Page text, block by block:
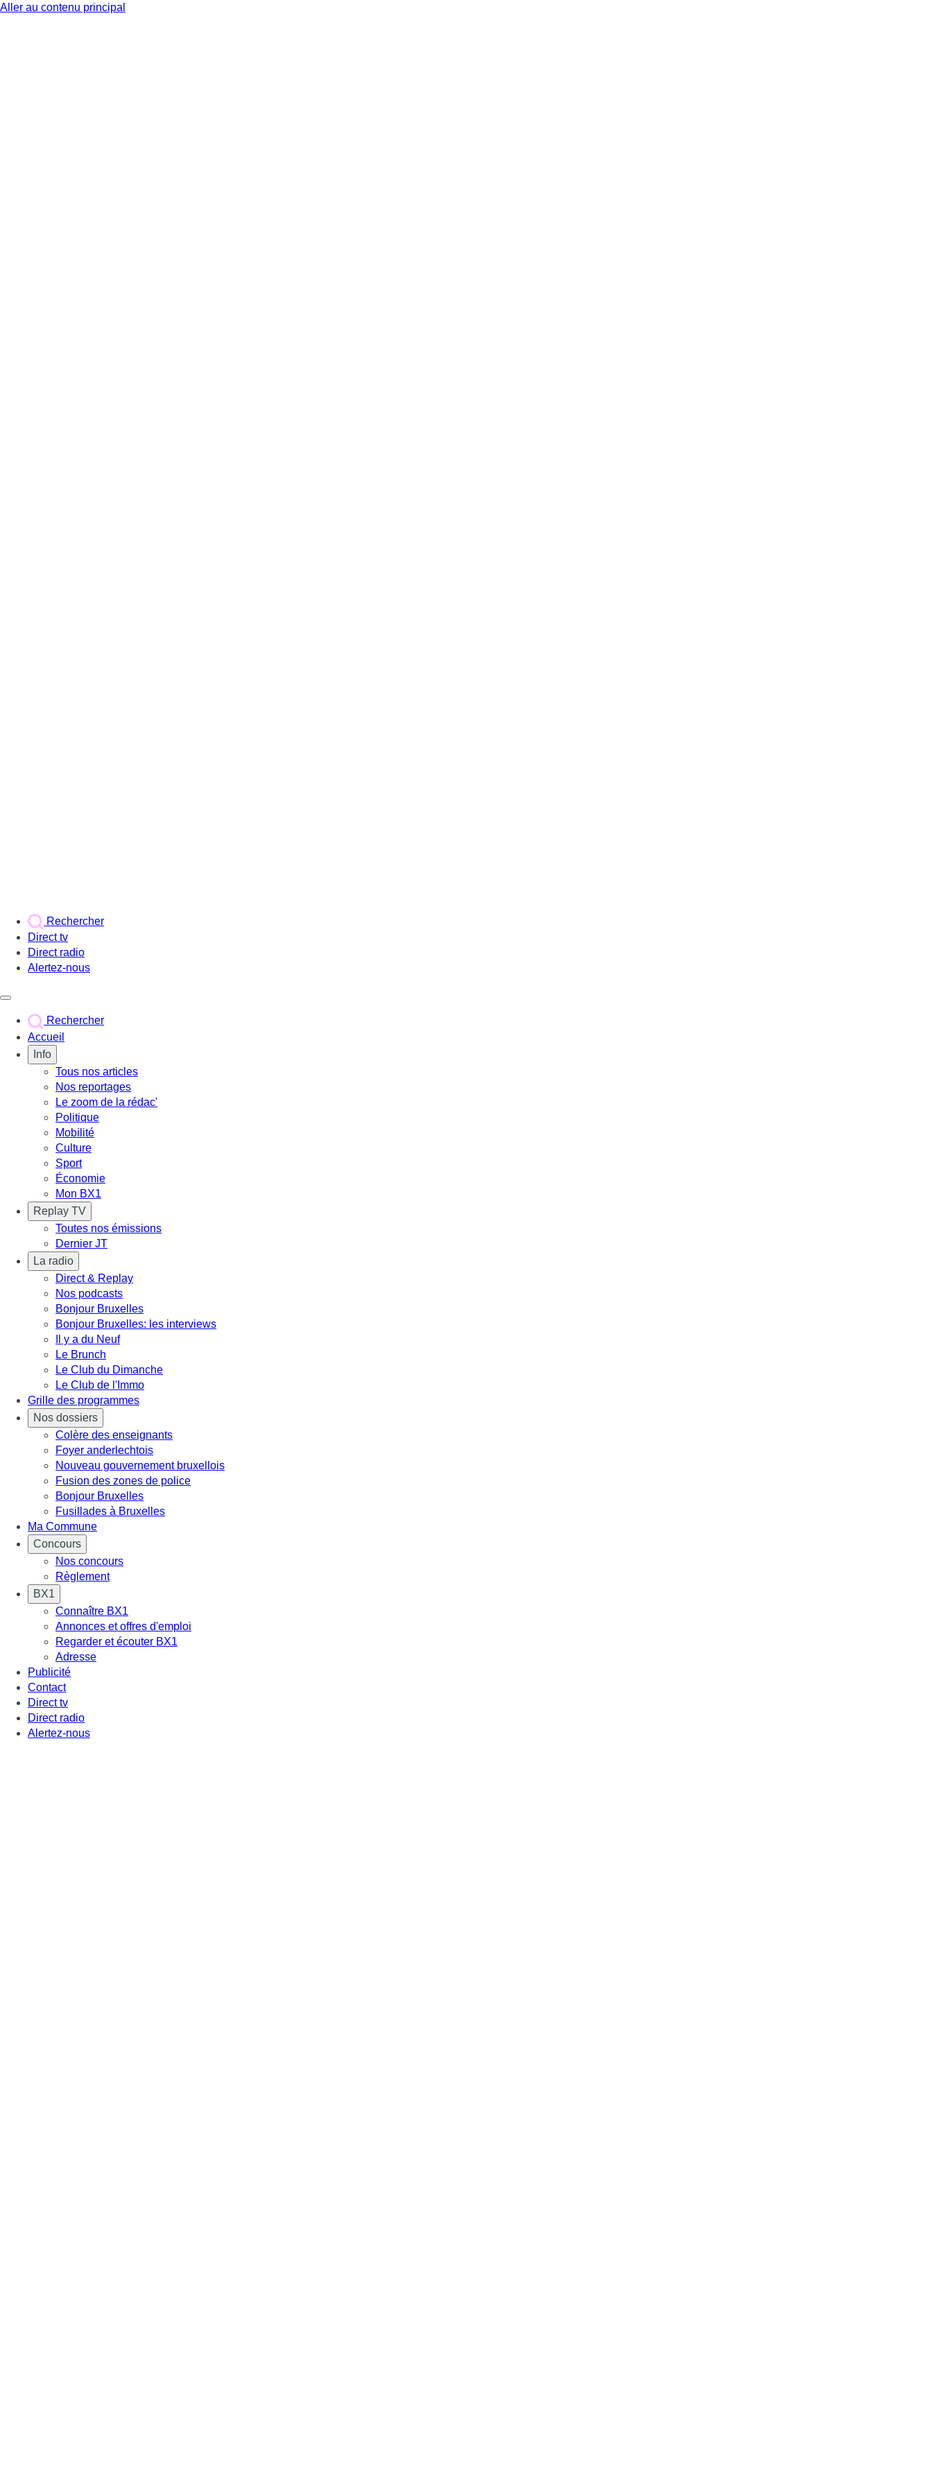
Aller au contenu principal
Rechercher
Direct tv
Direct radio
Alertez-nous
Rechercher
Accueil
Info
Tous nos articles
Nos reportages
Le zoom de la rédac'
Politique
Mobilité
Culture
Sport
Économie
Mon BX1
Replay TV
Toutes nos émissions
Dernier JT
La radio
Direct & Replay
Nos podcasts
Bonjour Bruxelles
Bonjour Bruxelles: les interviews
Il y a du Neuf
Le Brunch
Le Club du Dimanche
Le Club de l'Immo
Grille des programmes
Nos dossiers
Colère des enseignants
Foyer anderlechtois
Nouveau gouvernement bruxellois
Fusion des zones de police
Bonjour Bruxelles
Fusillades à Bruxelles
Ma Commune
Concours
Nos concours
Règlement
BX1
Connaître BX1
Annonces et offres d'emploi
Regarder et écouter BX1
Adresse
Publicité
Contact
Direct tv
Direct radio
Alertez-nous